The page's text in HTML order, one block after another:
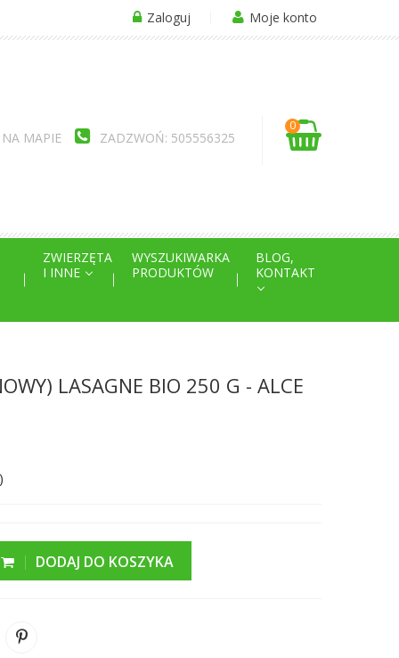
Zaloguj Moje konto
MAPIE ZADZWOŃ: 505556325
0
ZWIERZĘTA
I INNE
WYSZUKIWARKA
PRODUKTÓW
BLOG,
KONTAKT
LASAGNE BIO 250 G - ALCE
DODAJ DO KOSZYKA